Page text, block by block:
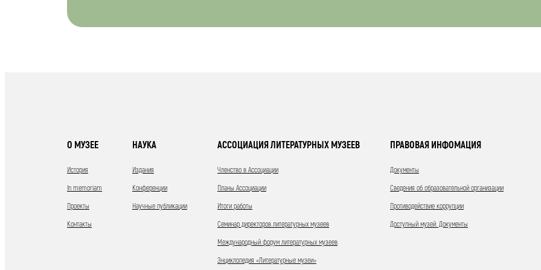
О МУЗЕЕ
История
In memoriam
Проекты
Контакты
НАУКА
Издания
Конференции
Научные публикации
АССОЦИАЦИЯ ЛИТЕРАТУРНЫХ МУЗЕЕВ
Членство в Ассоциации
Планы Ассоциации
Итоги работы
Семинар директоров литературных музеев
Международный форум литературных музеев
Энциклопедия «Литературные музеи»
ПРАВОВАЯ ИНФОМАЦИЯ
Документы
Сведения об образовательной организации
Противодействие коррупции
Доступный музей. Документы